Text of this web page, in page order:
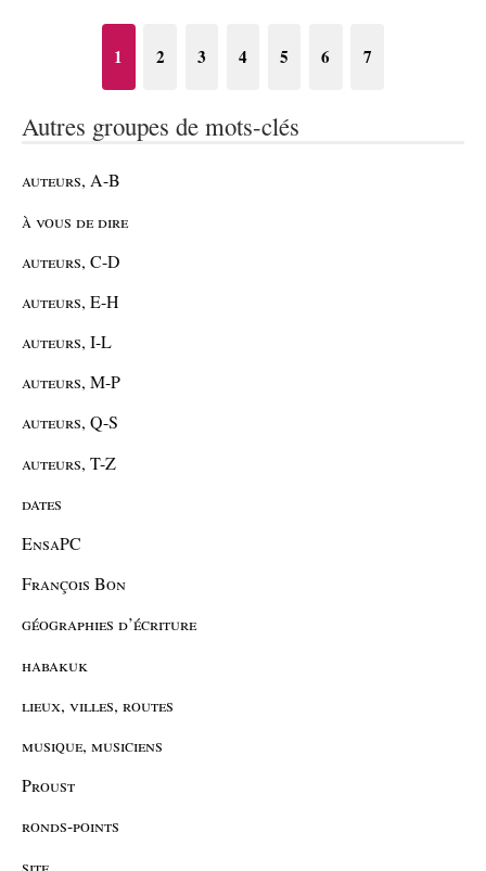
1 2 3 4 5 6 7
Autres groupes de mots-clés
auteurs, A-B
à vous de dire
auteurs, C-D
auteurs, E-H
auteurs, I-L
auteurs, M-P
auteurs, Q-S
auteurs, T-Z
dates
EnsaPC
François Bon
géographies d’écriture
habakuk
lieux, villes, routes
musique, musiciens
Proust
ronds-points
site